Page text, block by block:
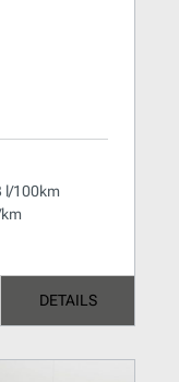
l/100km
DETAILS